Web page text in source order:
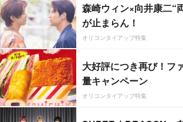
森崎ウィン×向井康二“
が止まらん！
オリコンタイアップ特集
大好評につき再び！フ
量キャンペーン
オリコンタイアップ特集